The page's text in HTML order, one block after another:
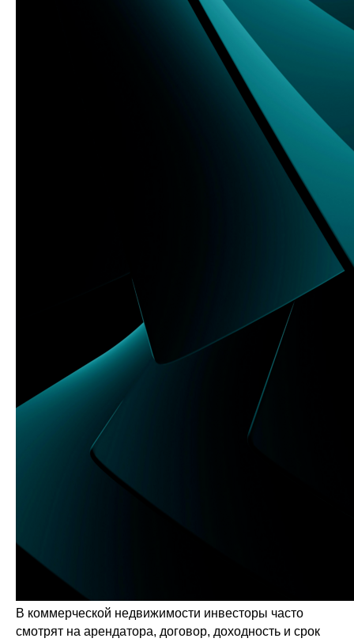
В коммерческой недвижимости инвесторы часто
смотрят на арендатора, договор, доходность и срок